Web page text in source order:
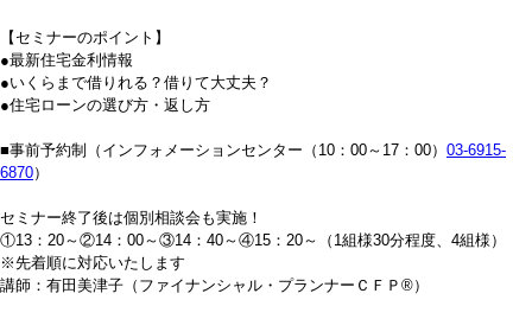
【セミナーのポイント】
●最新住宅金利情報
●いくらまで借りれる？借りて大丈夫？
●住宅ローンの選び方・返し方
■事前予約制（インフォメーションセンター（10：00～17：00） 03-6915-
6870）
セミナー終了後は個別相談会も実施！
①13：20～②14：00～③14：40～④15：20～（1組様30分程度、4組様）
※先着順に対応いたします
講師：有田美津子（ファイナンシャル・プランナーＣＦＰ®）